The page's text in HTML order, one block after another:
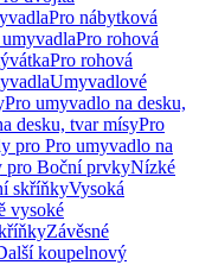
Pro nábytková
Pro rohová
Pro rohová
Umyvadlové
Pro umyvadlo na desku,
desku, tvar mísyPro
pro Pro umyvadlo na
pro Boční prvkyNízké
skříňkyVysoká
vysoké
Závěsné
koupelnový